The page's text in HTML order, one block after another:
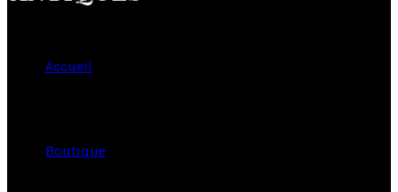
Accueil
Boutique